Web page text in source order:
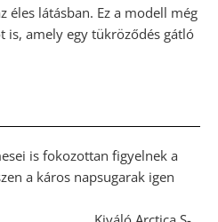
éles látásban. Ez a modell még
is, amely egy tükröződés gátló
is fokozottan figyelnek a
a káros napsugarak igen